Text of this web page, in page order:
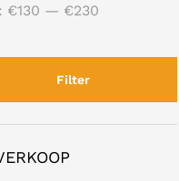
Filter
€130 — €230